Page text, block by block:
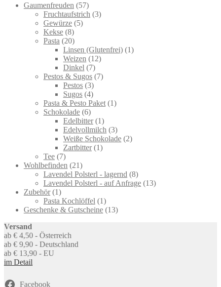
Gaumenfreuden 5757
products
Fruchtaufstrich 33
Gewürze 55
Kekse 88
products
Pasta 2020
products
Linsen (Glutenfrei) 11
Weizen 1212
Dinkel 77
products
Pestos & Sugos 77
Pestos 33
products
Sugos 44
products
Pasta & Pesto Paket 11
Schokolade 66
products
Edelbitter 11
product
Edelvollmilch 33
products
Weiße Schokolade 22
Zartbitter 11
Tee 77
products
Wohlbefinden 2121
products
Lavendel Polsterl - lagernd 88
products
Lavendel Polsterl - auf Anfrage 1313
Zubehör 11
product
Pasta Kochlöffel 11
product
Geschenke & Gutscheine 1313
Versand
ab € 4,50 - Österreich
ab € 9,90 - Deutschland
ab € 13,90 - EU
im Detail
Facebook